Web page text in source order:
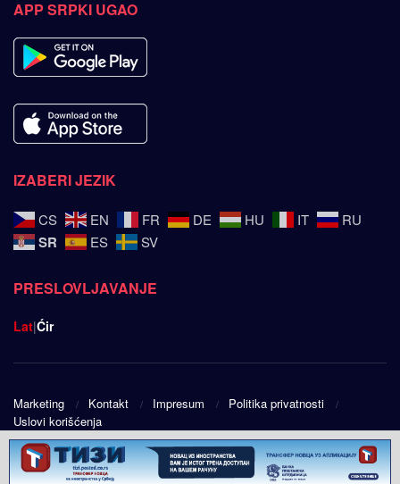
APP SRPKI UGAO
IZABERI JEZIK
CS EN FR DE HU IT RU
SR ES SV
PRESLOVLJAVANJE
Lat|Ćir
Marketing Kontakt Impresum
Politika privatnosti
Uslovi korišćenja
© 2025Srpski ugao - Design byPublic Eye doo